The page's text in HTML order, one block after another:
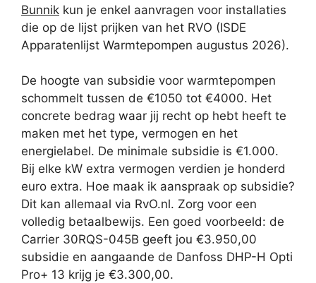
Bunnik kun je enkel aanvragen voor installaties
die op de lijst prijken van het RVO (ISDE
Apparatenlijst Warmtepompen augustus 2026).
De hoogte van subsidie voor warmtepompen
schommelt tussen de €1050 tot €4000. Het
concrete bedrag waar jij recht op hebt heeft te
maken met het type, vermogen en het
energielabel. De minimale subsidie is €1.000.
Bij elke kW extra vermogen verdien je honderd
euro extra. Hoe maak ik aanspraak op subsidie?
Dit kan allemaal via RvO.nl. Zorg voor een
volledig betaalbewijs. Een goed voorbeeld: de
Carrier 30RQS-045B geeft jou €3.950,00
subsidie en aangaande de Danfoss DHP-H Opti
Pro+ 13 krijg je €3.300,00.